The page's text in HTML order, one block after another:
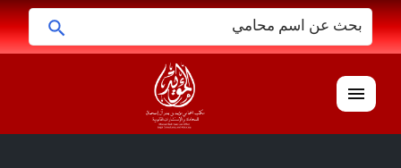
البحث
عن:
القائمة